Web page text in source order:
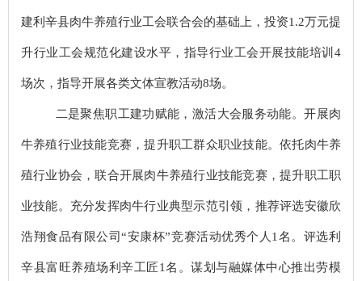
建利辛县肉牛养殖行业工会联合会的基础上，投资1.2万元提
升行业工会规范化建设水平，指导行业工会开展技能培训4
场次，指导开展各类文体宣教活动8场。
二是聚焦职工建功赋能，激活大会服务动能。开展肉
牛养殖行业技能竞赛，提升职工群众职业技能。依托肉牛养
殖行业协会，联合开展肉牛养殖行业技能竞赛，提升职工职
业技能。充分发挥肉牛行业典型示范引领，推荐评选安徽欣
浩翔食品有限公司“安康杯”竞赛活动优秀个人1名。评选利
辛县富旺养殖场利辛工匠1名。谋划与融媒体中心推出劳模